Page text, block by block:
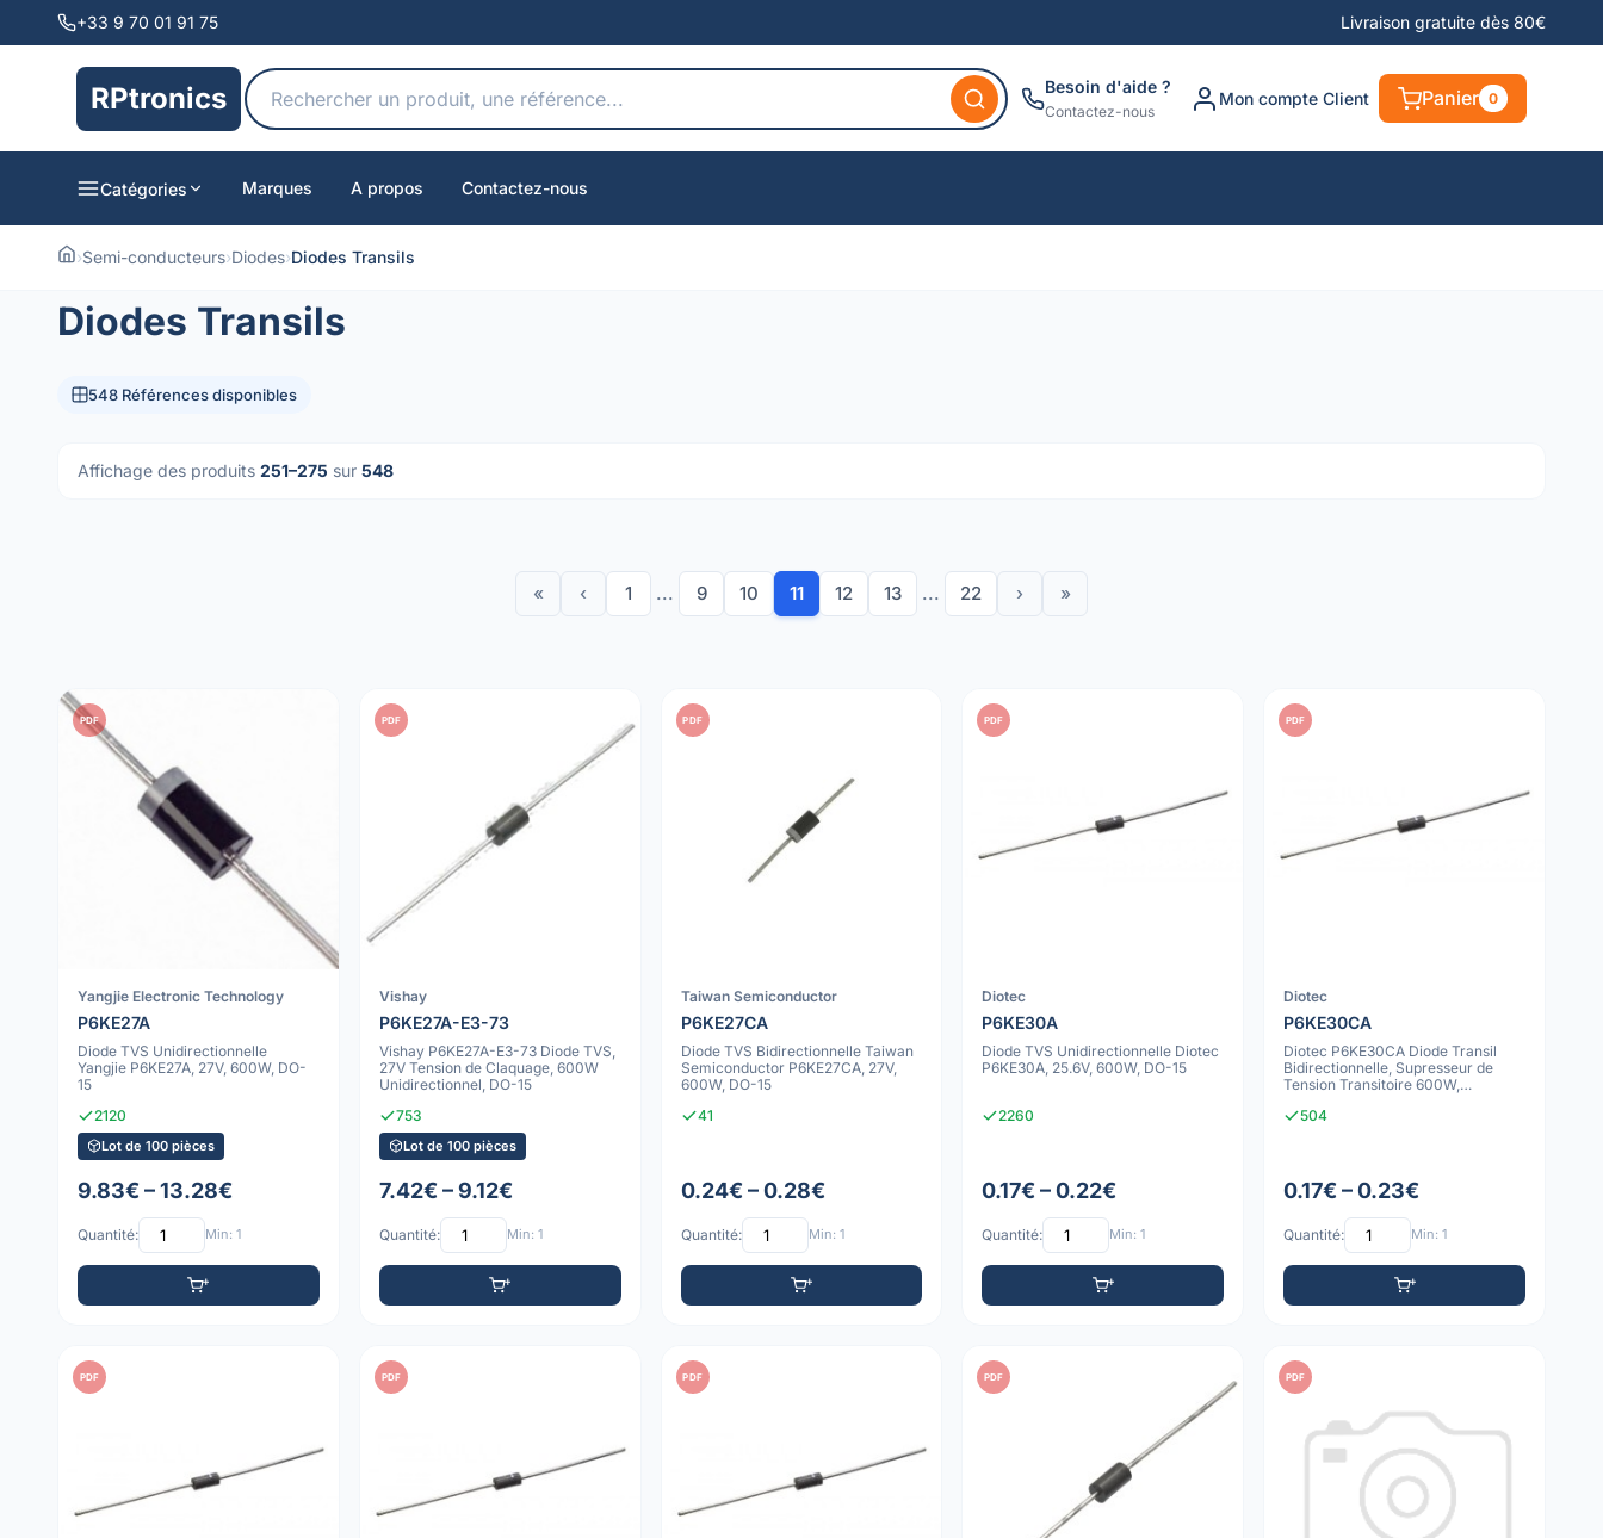
+33 9 70 01 91 75 Livraison gratuite dès 80€
RPtronics Besoin d'aide ?
Contactez-nous
Mon compte Client Panier 0
Catégories Marques A propos Contactez-nous
›Semi-conducteurs›Diodes›Diodes Transils
Diodes Transils
548 Références disponibles
Affichage des produits 251–275 sur 548
« ‹ 1 ... 9 10 11 12 13 ... 22 › »
PDF
Yangjie Electronic Technology
P6KE27A
Diode TVS Unidirectionnelle
Yangjie P6KE27A, 27V, 600W, DO-
15
2120
Lot de 100 pièces
9.83€ – 13.28€
Quantité: Min: 1
PDF
Vishay
P6KE27A-E3-73
Vishay P6KE27A-E3-73 Diode TVS,
27V Tension de Claquage, 600W
Unidirectionnel, DO-15
753
Lot de 100 pièces
7.42€ – 9.12€
Quantité: Min: 1
PDF
Taiwan Semiconductor
P6KE27CA
Diode TVS Bidirectionnelle Taiwan
Semiconductor P6KE27CA, 27V,
600W, DO-15
41
0.24€ – 0.28€
Quantité: Min: 1
PDF
Diotec
P6KE30A
Diode TVS Unidirectionnelle Diotec
P6KE30A, 25.6V, 600W, DO-15
2260
0.17€ – 0.22€
Quantité: Min: 1
PDF
Diotec
P6KE30CA
Diotec P6KE30CA Diode Transil
Bidirectionnelle, Supresseur de
Tension Transitoire 600W,
504
0.17€ – 0.23€
Quantité: Min: 1
PDF PDF PDF PDF PDF